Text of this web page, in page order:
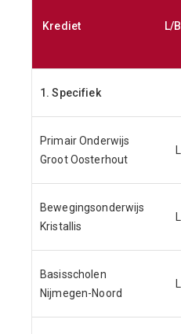
Krediet L/B
1. Specifiek
Primair Onderwijs
Groot Oosterhout
Bewegingsonderwijs
Kristallis
Basisscholen
Nijmegen-Noord